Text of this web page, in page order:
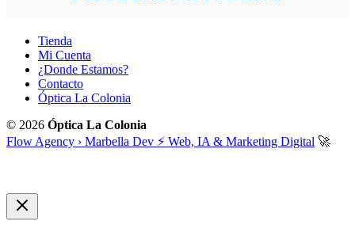
Tienda
Mi Cuenta
¿Donde Estamos?
Contacto
Óptica La Colonia
© 2026 Óptica La Colonia
Flow Agency › Marbella Dev ⚡️ Web, IA & Marketing Digital 🚀